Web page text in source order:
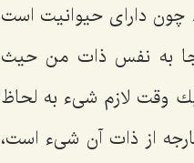
چون داراى حیوانیت است
به نفس ذات من حیث
وقت لازم شیء به لحاظ
از ذات آن شیء است،